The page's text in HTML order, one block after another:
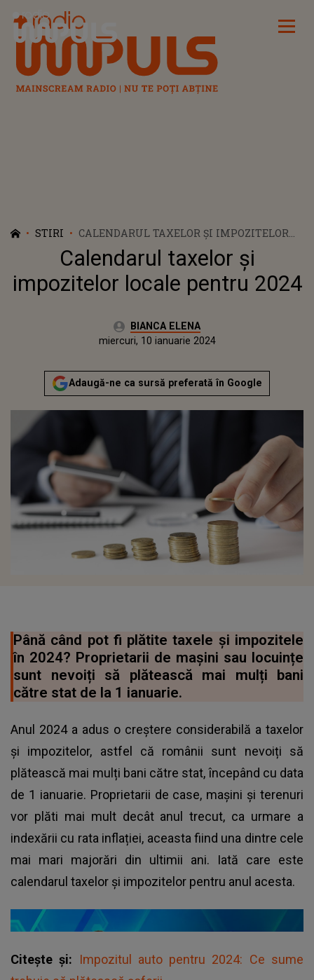
Radio Impuls
STIRI
CALENDARUL TAXELOR ȘI IMPOZITELOR
LOCALE PENTRU 2024
Calendarul taxelor și
impozitelor locale pentru 2024
Autor:BIANCA ELENA
Publicat:
miercuri, 10 ianuarie 2024
Adaugă-ne ca sursă preferată în Google
Până când pot fi plătite taxele și impozitele
în 2024? Proprietarii de mașini sau locuințe
sunt nevoiți să plătească mai mulți bani
către stat de la 1 ianuarie.
Anul 2024 a adus o creștere considerabilă a taxelor
și impozitelor, astfel că românii sunt nevoiți să
plătească mai mulți bani către stat, începând cu data
de 1 ianuarie. Proprietarii de case, mașini și terenuri
vor plăti mai mult decât anul trecut, ca urmare a
indexării cu rata inflației, aceasta fiind una dintre cele
mai mari majorări din ultimii ani. Iată care este
calendarul taxelor și impozitelor pentru anul acesta.
Citește și:
Impozitul auto pentru 2024: Ce sume